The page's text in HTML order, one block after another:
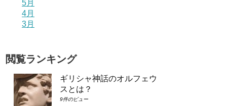
5月
4月
3月
閲覧ランキング
ギリシャ神話のオルフェウ
スとは？
9件のビュー